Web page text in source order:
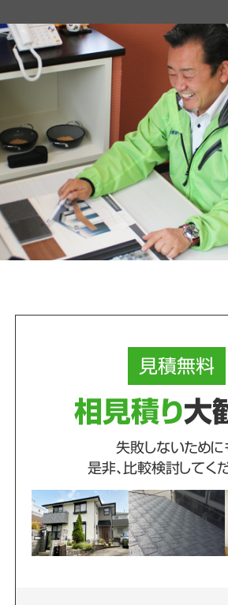
見積無料
相見積り大
失敗しないために
是非、比較検討してく